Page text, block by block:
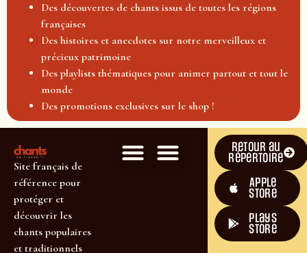
Des découvertes de chants issus de toutes les régions
françaises
Des histoires et anecdotes sur notre merveilleux et
précieux patrimoine
Des playlists thématiques pour animer partout et tout le
monde
Des promotions exclusives sur le shop !
Site français de
référence pour
protéger et
découvrir les
chants populaires
et traditionnels
Retour au
répertoire
Apple
Store
plays
store